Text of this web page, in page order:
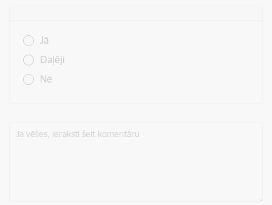
Jā
Daļēji
Nē
Ja vēlies, ieraksti šeit komentāru